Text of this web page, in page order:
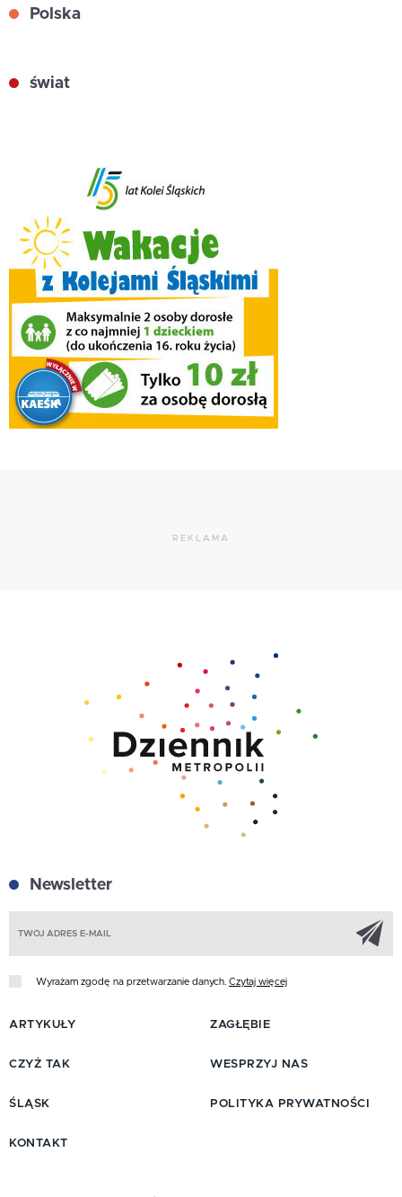
Polska
świat
REKLAMA
Newsletter
Wyrażam zgodę na przetwarzanie danych. Czytaj więcej
ARTYKUŁY
CZYŻ TAK
ŚLĄSK
ZAGŁĘBIE
WESPRZYJ NAS
POLITYKA PRYWATNOŚCI
KONTAKT